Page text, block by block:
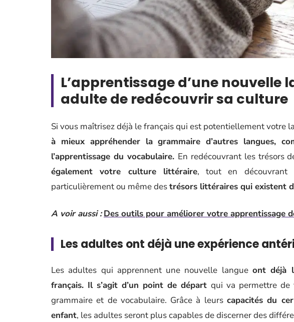
L’apprentissage d’une nouvelle
adulte de redécouvrir sa culture
Si vous maîtrisez déjà le français qui est potentiellement votre
à mieux appréhender la grammaire d’autres langues,
l’apprentissage du vocabulaire. En redécouvrant les trésors
également votre culture littéraire, tout en découvrant
particulièrement ou même destrésors littéraires qui existent
A voir aussi : Des outils pour améliorer votre apprentissage
Les adultes ont déjà une expérience
Les adultes qui apprennent une nouvelle langue ont déjà
français. Il s’agit d’un point de départ qui va permettre de
grammaire et de vocabulaire. Grâce à leurs capacités du
enfant, les adultes seront plus capables de discerner des